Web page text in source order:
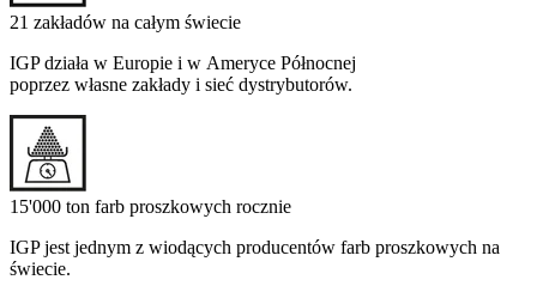
21 zakładów na całym świecie
IGP działa w Europie i w Ameryce Północnej
poprzez własne zakłady i sieć dystrybutorów.
15'000 ton farb proszkowych rocznie
IGP jest jednym z wiodących producentów farb proszkowych na
świecie.